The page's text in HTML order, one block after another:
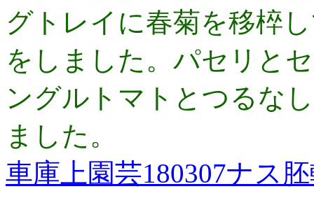
グトレイに春菊を移椊
をしました。パセリと
ングルトマトとつるな
ました。
車庫上園芸180307ナス